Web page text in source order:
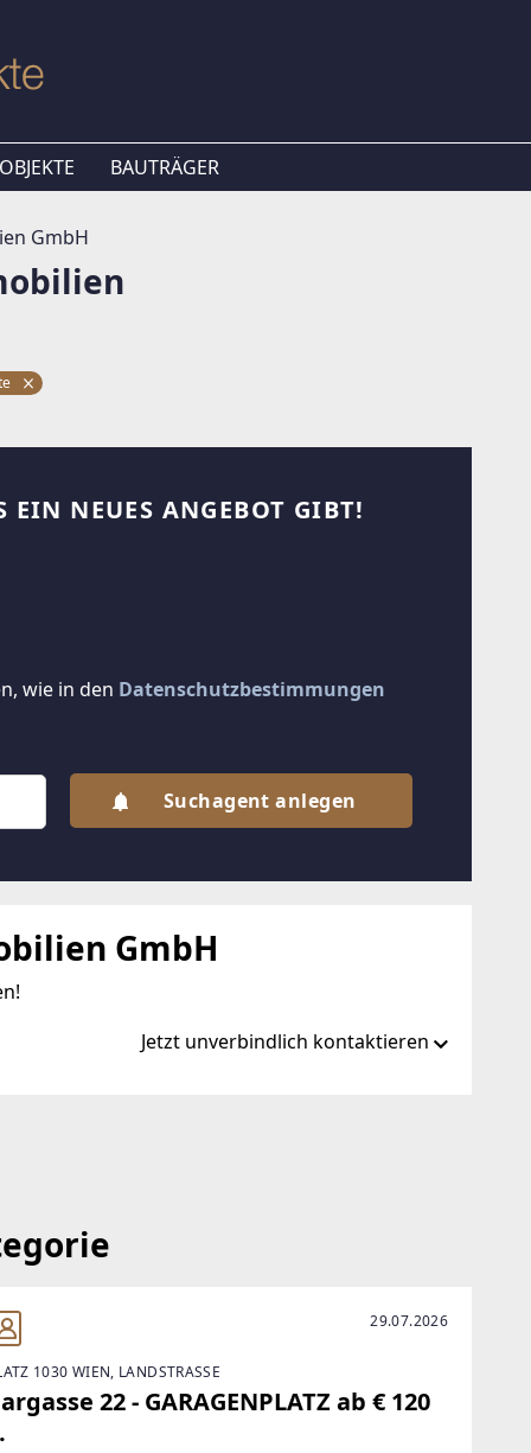
BAUTRÄGER
GmbH
EIN NEUES ANGEBOT GIBT!
wie in den Datenschutzbestimmungen
Suchagent anlegen
GmbH
Jetzt unverbindlich kontaktieren
29.07.2026
1030 WIEN, LANDSTRASSE
22 - GARAGENPLATZ ab € 120